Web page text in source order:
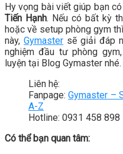
Hy vọng bài viết giúp bạn
Tiến Hạnh. Nếu có bất kỳ
hoặc về setup phòng gym
này,Gymaster sẽ giải đáp
nghiệm đầu tư phòng
luyện tại Blog Gymaster nhé.
Liên hệ:
Fanpage:Gymaster –
A-Z
Hotline: 0931 458 898
Có thể bạn quan tâm: